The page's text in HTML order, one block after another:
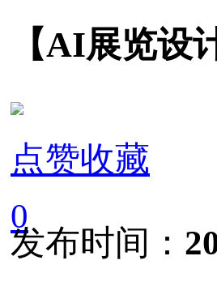
【AI展览设
点赞收藏
0
发布时间：